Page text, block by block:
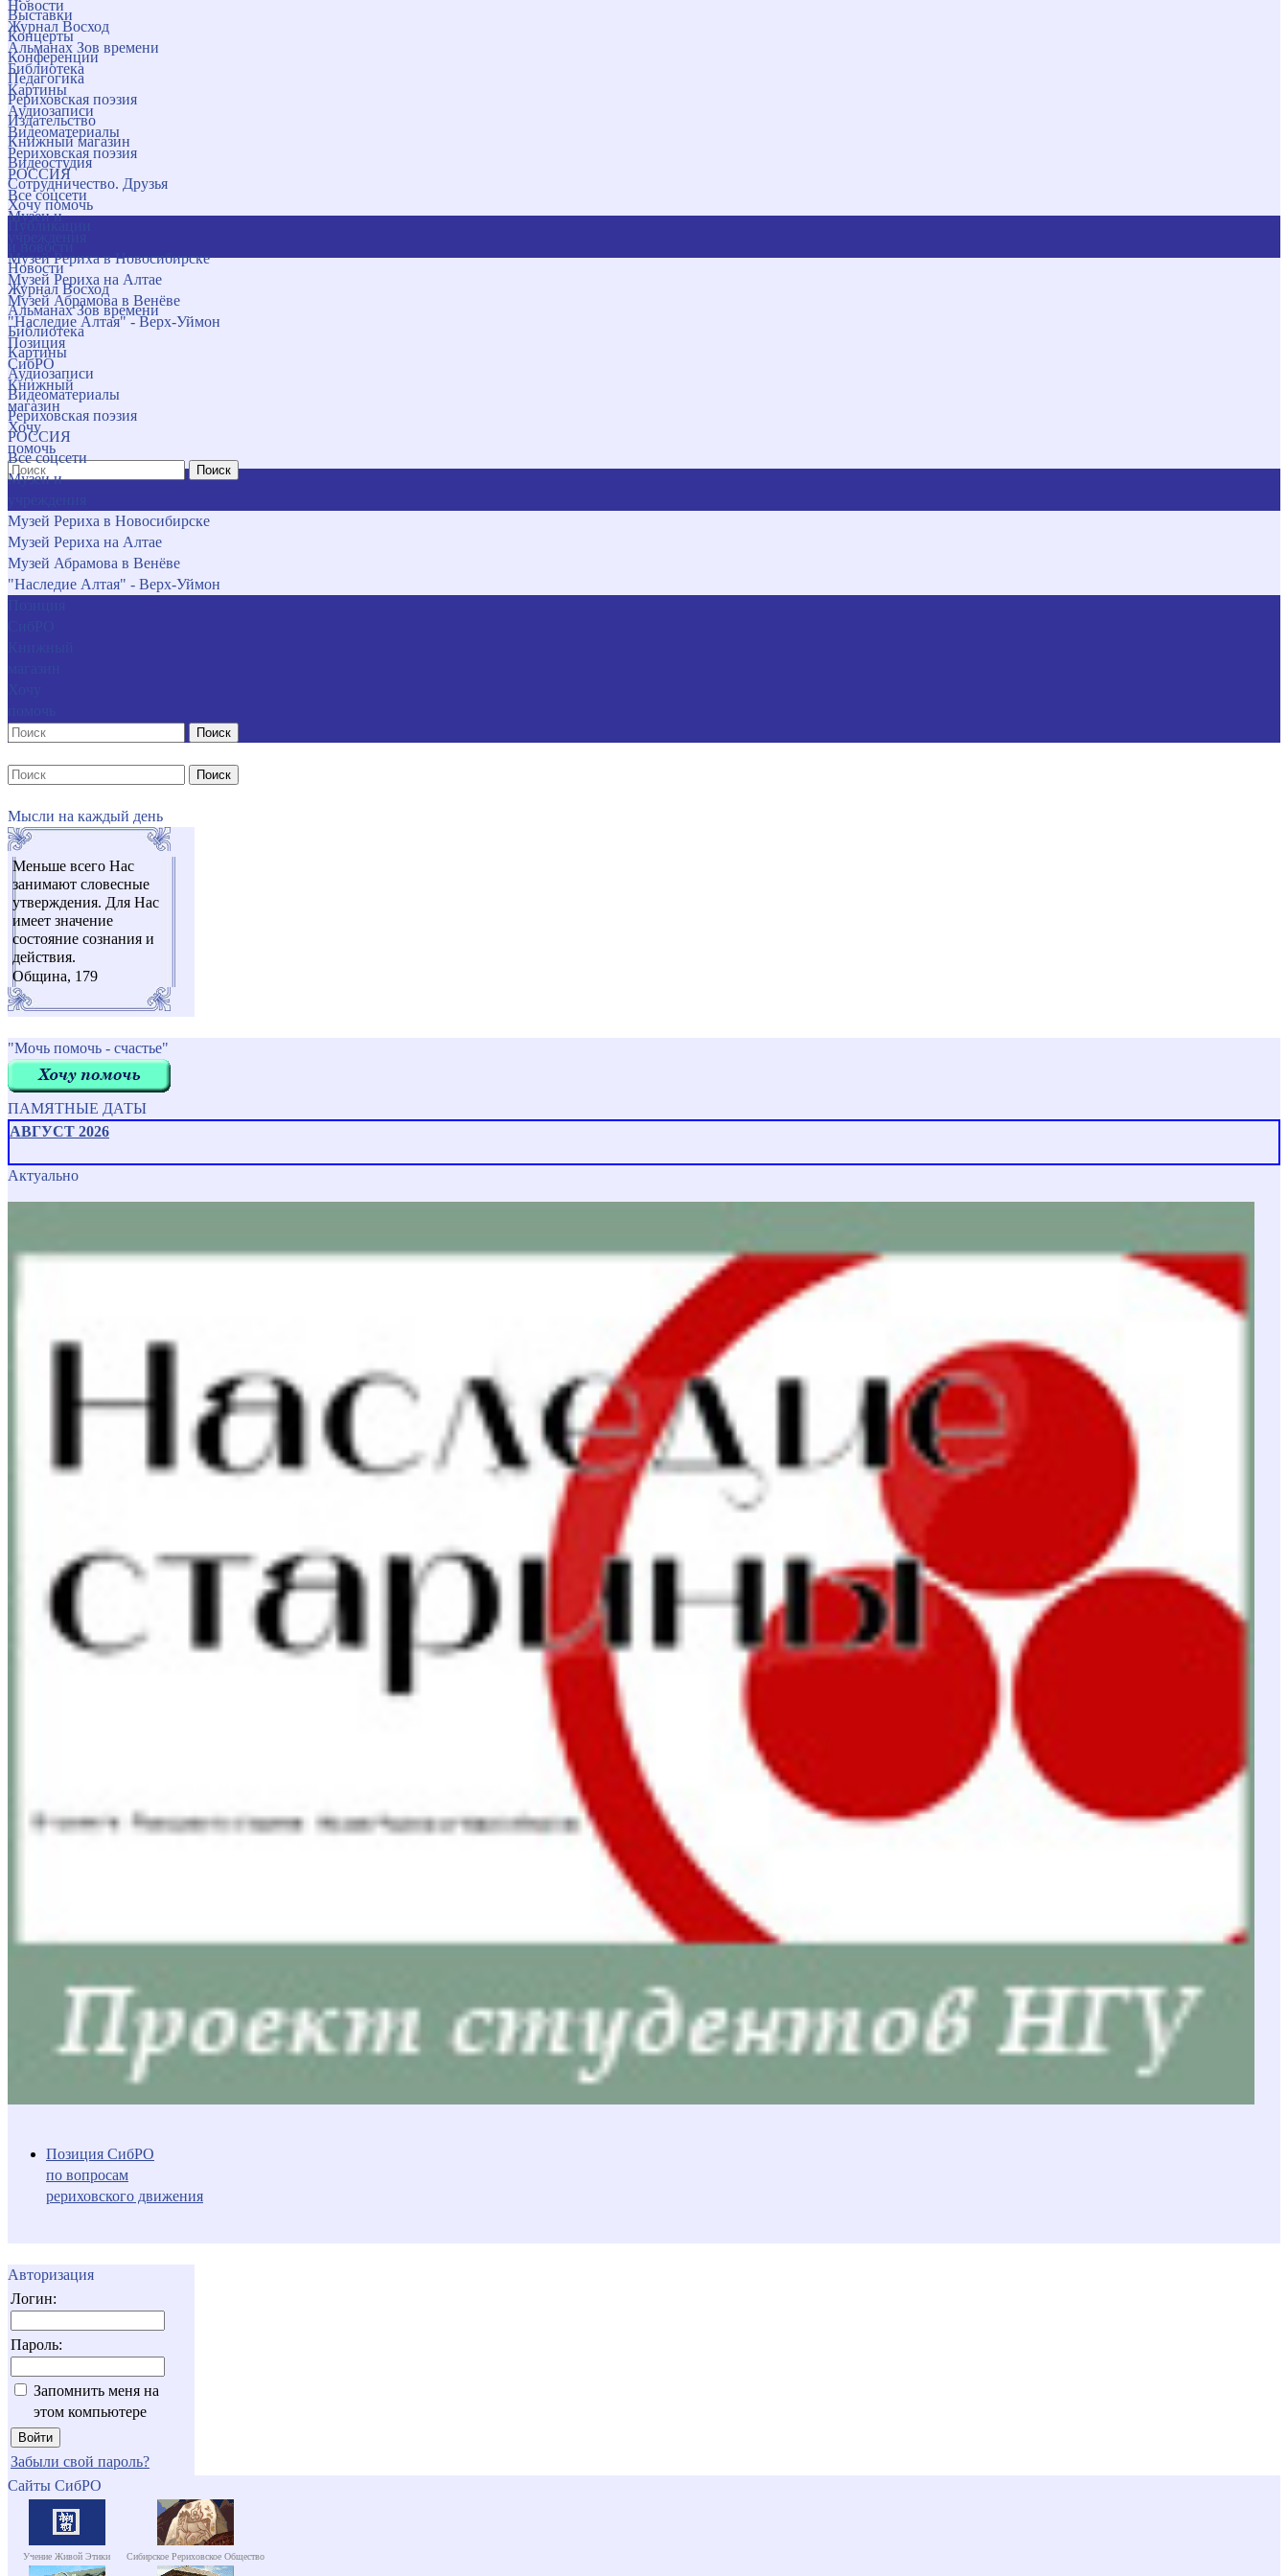
Новости
Журнал Восход
Альманах Зов времени
Библиотека
Картины
Аудиозаписи
Видеоматериалы
Рериховская поэзия
РОССИЯ
Все соцсети
Музеи и
Музей Рериха в Новосибирске
Музей Рериха на Алтае
Музей Абрамова в Венёве
"Наследие Алтая" - Верх-Уймон
Позиция
СибРО
Книжный
магазин
Хочу
помочь
Поиск
Выставки
Концерты
Конференции
Педагогика
Рериховская поэзия
Издательство
Книжный магазин
Видеостудия
Сотрудничество. Друзья
Хочу помочь
Новости
Журнал Восход
Альманах Зов времени
Библиотека
Картины
Аудиозаписи
Видеоматериалы
Рериховская поэзия
РОССИЯ
Все соцсети
Музеи и
Музей Рериха в Новосибирске
Музей Рериха на Алтае
Музей Абрамова в Венёве
"Наследие Алтая" - Верх-Уймон
Поиск
Поиск
Мысли на каждый день
Меньше всего Нас
занимают словесные
утверждения. Для Нас
имеет значение
состояние сознания и
действия.
Община, 179
"Мочь помочь - счастье"
ПАМЯТНЫЕ ДАТЫ
АВГУСТ 2026
Актуально
Позиция СибРО
по вопросам
рериховского движения
Авторизация
Логин:
Пароль:
Запомнить меня на
этом компьютере
Забыли свой пароль?
Сайты СибРО
Учение Живой Этики Сибирское Рериховское Общество